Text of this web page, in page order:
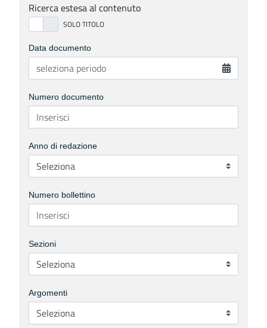
Ricerca estesa al contenuto
Data documento
Numero documento
Anno di redazione
Numero bollettino
Sezioni
Argomenti